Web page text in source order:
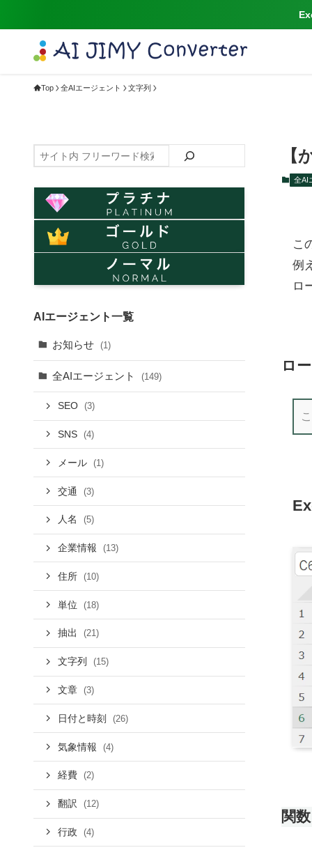
Top 全AIエージェント 文字列
【
全AI
こ
例
ロ
ロ
関
検
索
AIエージェント一覧
お知らせ (1)
全AIエージェント (149)
SEO (3)
SNS (4)
メール (1)
交通 (3)
人名 (5)
企業情報 (13)
住所 (10)
単位 (18)
抽出 (21)
文字列 (15)
文章 (3)
日付と時刻 (26)
気象情報 (4)
経費 (2)
翻訳 (12)
行政 (4)